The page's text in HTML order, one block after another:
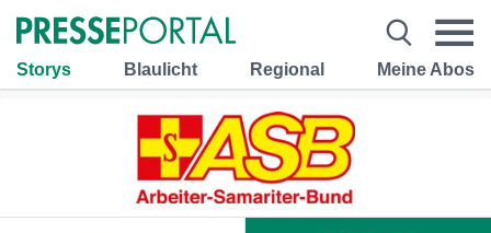
Storys Blaulicht Regional Meine Abos